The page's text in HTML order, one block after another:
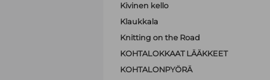
Kivinen kello
Klaukkala
Knitting on the Road
KOHTALOKKAAT LÄÄKKEET
KOHTALONPYÖRÄ